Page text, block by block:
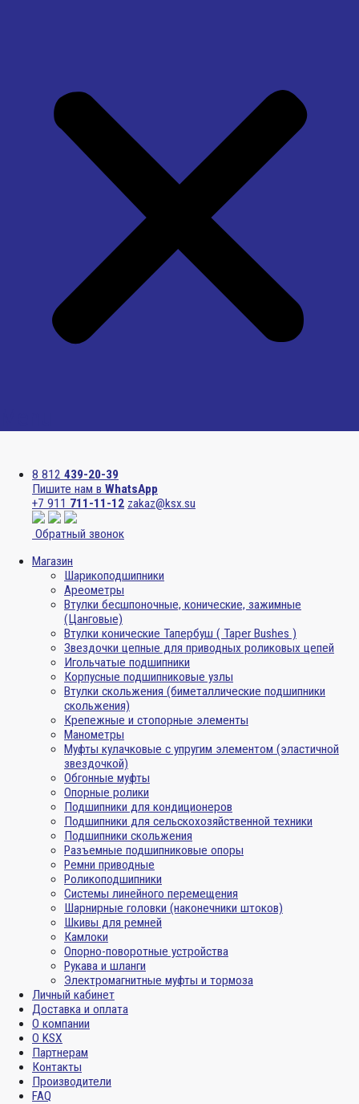
8 812 439-20-39
Пишите нам в WhatsApp
+7 911 711-11-12 zakaz@ksx.su
Обратный звонок
Магазин
Шарикоподшипники
Ареометры
Втулки бесшпоночные, конические, зажимные
(Цанговые)
Втулки конические Тапербуш ( Taper Bushes )
Звездочки цепные для приводных роликовых цепей
Игольчатые подшипники
Корпусные подшипниковые узлы
Втулки скольжения (биметаллические подшипники
скольжения)
Крепежные и стопорные элементы
Манометры
Муфты кулачковые с упругим элементом (эластичной
звездочкой)
Обгонные муфты
Опорные ролики
Подшипники для кондиционеров
Подшипники для сельскохозяйственной техники
Подшипники скольжения
Разъемные подшипниковые опоры
Ремни приводные
Роликоподшипники
Системы линейного перемещения
Шарнирные головки (наконечники штоков)
Шкивы для ремней
Камлоки
Опорно-поворотные устройства
Рукава и шланги
Электромагнитные муфты и тормоза
Личный кабинет
Доставка и оплата
О компании
О KSX
Партнерам
Контакты
Производители
FAQ